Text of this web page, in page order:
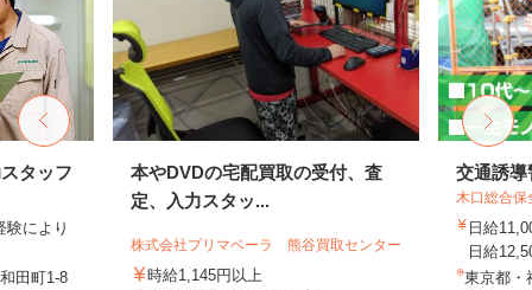
タッフ
により
田町1-8
本やDVDの宅配買取の受付、査
定、入力スタッ...
株式会社プリマベーラ 熊谷買取センター
時給1,145円以上
交通誘導
木口総合保
日給
日給
東京都・